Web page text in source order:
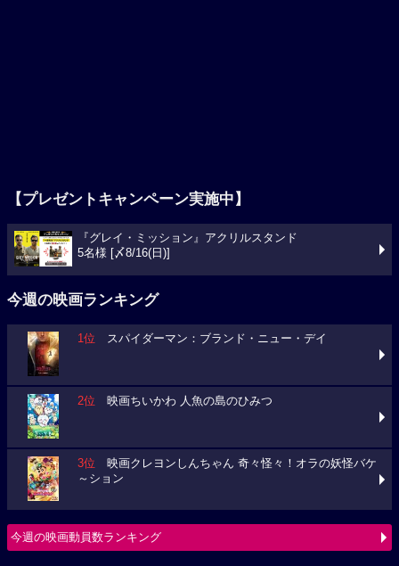
【プレゼントキャンペーン実施中】
『グレイ・ミッション』アクリルスタンド
5名様 [〆8/16(日)]
今週の映画ランキング
1位 スパイダーマン：ブランド・ニュー・デイ
2位 映画ちいかわ 人魚の島のひみつ
3位 映画クレヨンしんちゃん 奇々怪々！オラの妖怪バケ
～ション
今週の映画動員数ランキング